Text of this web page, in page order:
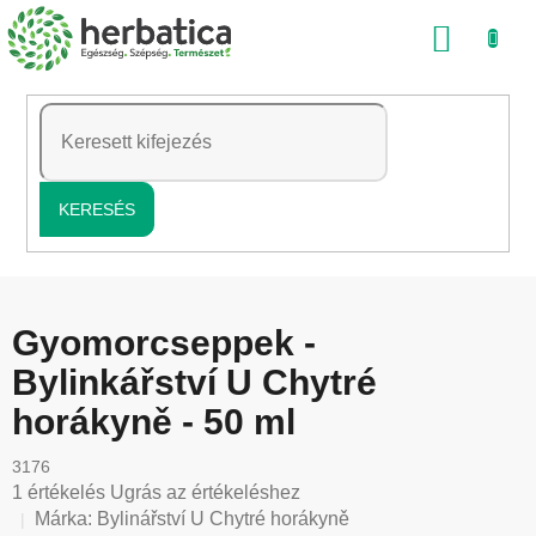
Ugrás
a
tartalomhoz
KERESÉS
Gyomorcseppek -
Bylinkářství U Chytré
horákyně - 50 ml
3176
A
termék
1 értékelés Ugrás az értékeléshez
Márka: Bylinářství U Chytré horákyně